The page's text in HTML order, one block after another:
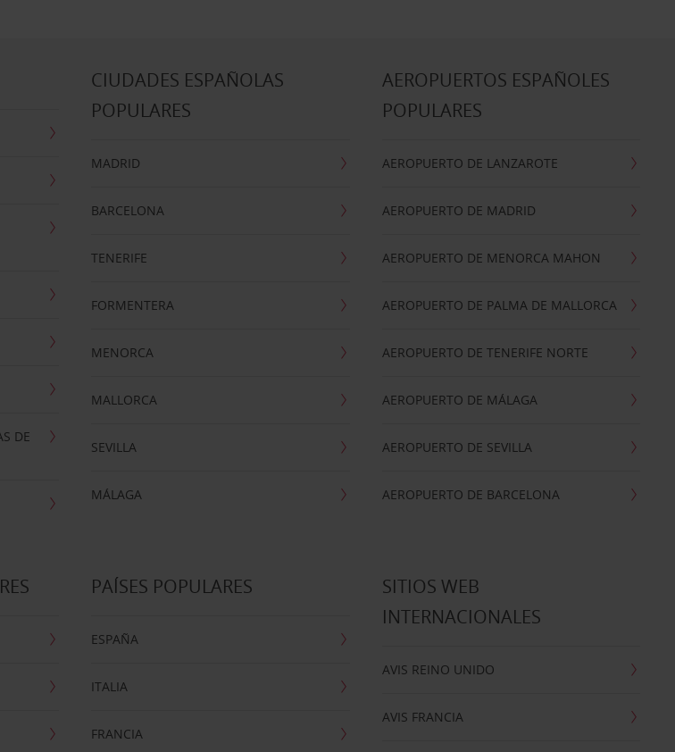
DE
CIUDADES ESPAÑOLAS
POPULARES
MADRID
BARCELONA
TENERIFE
FORMENTERA
MENORCA
MALLORCA
SEVILLA
MÁLAGA
AEROPUERTOS ESPAÑOLES
POPULARES
AEROPUERTO DE LANZAROTE
AEROPUERTO DE MADRID
AEROPUERTO DE MENORCA MAHON
AEROPUERTO DE PALMA DE MALLORCA
AEROPUERTO DE TENERIFE NORTE
AEROPUERTO DE MÁLAGA
AEROPUERTO DE SEVILLA
AEROPUERTO DE BARCELONA
PAÍSES POPULARES
ESPAÑA
ITALIA
FRANCIA
SITIOS WEB
INTERNACIONALES
AVIS REINO UNIDO
AVIS FRANCIA